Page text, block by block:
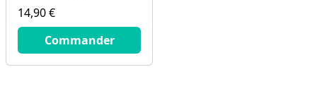
14,90 €
14.9
€Commander